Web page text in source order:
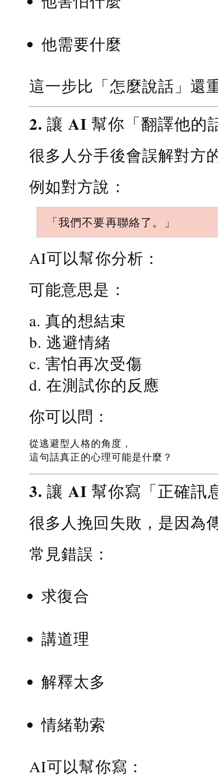
他需要什麼
這一步比「怎麼說話」還
2. 讓 AI 幫你「翻譯他的
很多人分手後會誤解對方
例如對方說：
「我們不要再聯絡了。」
AI可以幫你分析：
可能意思是：
a. 真的想結束
b. 逃避情緒
c. 害怕再次受傷
d. 在測試你的反應
你可以問：
從逃避型人格的角度，
這句話真正的心理可能是什麼？
3. 讓 AI 幫你寫「正確訊
很多人挽回失敗，是因為
常見錯誤：
求復合
講道理
解釋太多
情緒勒索
AI可以幫你寫：